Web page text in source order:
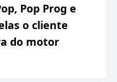
Pop Prog e
o cliente
do motor